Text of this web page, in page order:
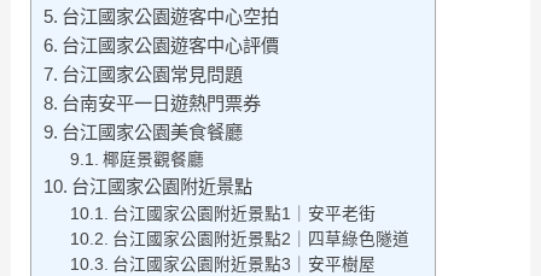
台江國家公園遊客中心空拍
台江國家公園遊客中心評價
台江國家公園常見問題
台南安平一日遊熱門票券
台江國家公園美食餐廳
椰庭景觀餐廳
台江國家公園附近景點
台江國家公園附近景點1｜安平老街
台江國家公園附近景點2｜四草綠色隧道
台江國家公園附近景點3｜安平樹屋